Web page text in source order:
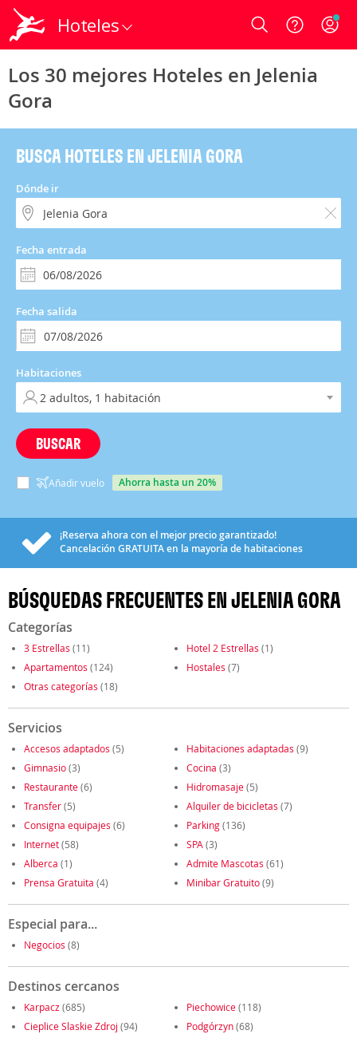
Hoteles Login
Los 30 mejores Hoteles en Jelenia
Gora
BUSCA HOTELES EN JELENIA GORA
Dónde ir
Fecha entrada
Fecha salida
Habitaciones
BUSCAR
Añadir vuelo ahorra hasta un 20%
¡Reserva ahora con el mejor precio garantizado!
Cancelación GRATUITAen la mayoría de habitaciones
BÚSQUEDAS FRECUENTES EN JELENIA GORA
Categorías
3 Estrellas (11) Hotel 2 Estrellas (1)
Apartamentos (124) Hostales (7)
Otras categorías (18)
Servicios
Accesos adaptados (5) Habitaciones adaptadas (9)
Gimnasio(3) Cocina (3)
Restaurante(6) Hidromasaje(5)
Transfer(5) Alquiler de bicicletas (7)
Consigna equipajes (6) Parking(136)
Internet(58) SPA (3)
Alberca (1) Admite Mascotas (61)
Prensa Gratuita (4) Minibar Gratuito(9)
Especial para...
Negocios (8)
Destinos cercanos
Karpacz (685) Piechowice(118)
Cieplice Slaskie Zdroj (94) Podgórzyn(68)